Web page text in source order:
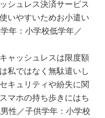
シュレス決済サービス
いやすいためお小遣い
年：小学校低学年／
ャッシュレスは限度額
私ではなく無駄遣いし
キュリティや紛失に関
マホの持ち歩きにはち
性／子供学年：小学校